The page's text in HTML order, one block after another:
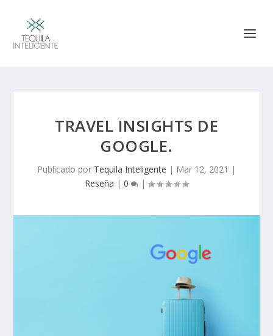
TRAVEL INSIGHTS DE
GOOGLE.
Publicado por Tequila Inteligente | Mar 12, 2021 |
Reseña | 0 |